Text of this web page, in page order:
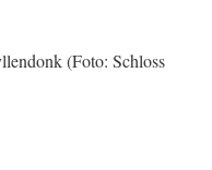
(Foto: Schloss